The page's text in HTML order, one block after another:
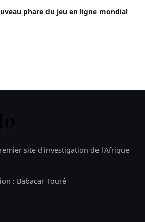
phare du jeu en ligne mondial
site d'investigation de l'Afrique
: Babacar Touré